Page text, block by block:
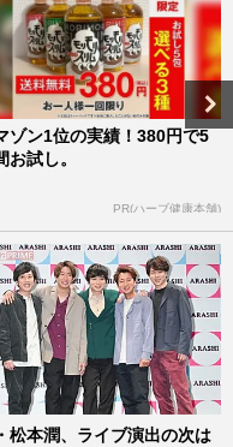
ゾン1位の実績！380円で5
お試し。
PR(ハーブ健康本舗)
松本潤、ライブ演出の次は